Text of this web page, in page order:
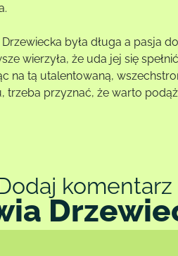
była długa a pasja
wierzyła, że uda jej się
na tą utalentowaną,
przyznać, że warto
komentarz